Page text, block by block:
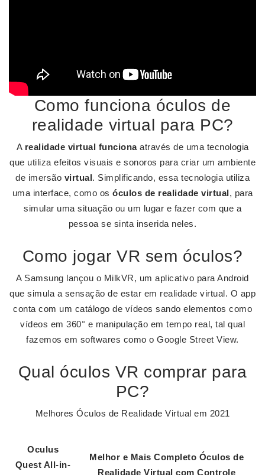
Como funciona óculos de
realidade virtual para PC?
A realidade virtual funcionaatravés de uma tecnologia
que utiliza efeitos visuais e sonoros para criar um ambiente
de imersão virtual. Simplificando, essa tecnologia utiliza
uma interface, como os óculos de realidade virtual, para
simular uma situação ou um lugar e fazer com que a
pessoa se sinta inserida neles.
Como jogar VR sem óculos?
A Samsung lançou o MilkVR, um aplicativo para Android
que simula a sensação de estar em realidade virtual. O app
conta com um catálogo de vídeos sando elementos como
vídeos em 360° e manipulação em tempo real, tal qual
fazemos em softwares como o Google Street View.
Qual óculos VR comprar para
PC?
Melhores Óculos de Realidade Virtual em 2021
Oculus
Quest All-in-
Melhor e Mais Completo Óculos de
Realidade Virtual com Controle